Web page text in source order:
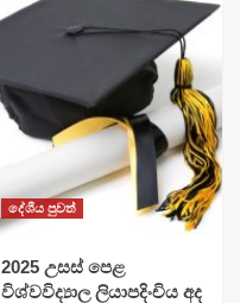
දේශීය පුවත්
​2025 උසස් පෙළ
විශ්වවිද්‍යාල ලියාපදිංචිය අද